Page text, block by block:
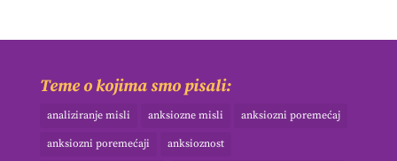
Teme o kojima smo pisali:
analiziranje misli anksiozne misli anksiozni poremećaj
anksiozni poremećaji anksioznost